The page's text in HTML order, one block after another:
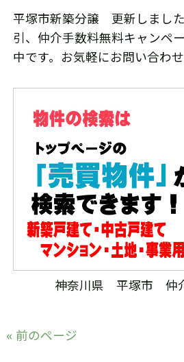
平塚市新築分譲 更新しまし
引、仲介手数料無料キャンペ
中です。お気軽にお問い合わせ
神奈川県 平塚市 仲
« 前のページ